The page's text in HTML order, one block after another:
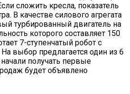
сложить кресла, показатель
В качестве силового агрегата
турбированный двигатель на
которого составляет 150
7-ступенчатый робот с
выбор предлагается один из 6
получать первые
будет объявлено